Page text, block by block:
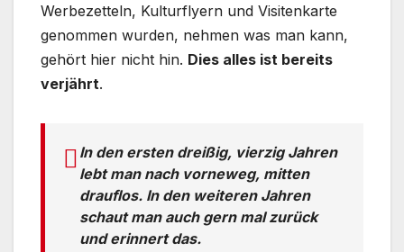
Werbezetteln, Kulturflyern und Visitenkarte
genommen wurden, nehmen was man kann,
gehört hier nicht hin. Dies alles ist bereits
verjährt.
In den ersten dreißig, vierzig Jahren
lebt man nach vorneweg, mitten
drauflos. In den weiteren Jahren
schaut man auch gern mal zurück
und erinnert das.